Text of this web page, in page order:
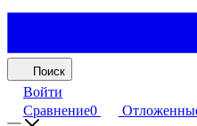
Поиск
Войти
Сравнение0